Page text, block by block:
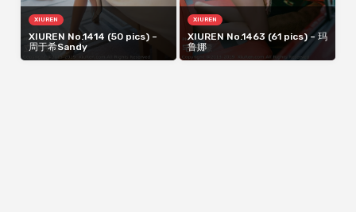
XIUREN
XIUREN No.1414 (50 pics) –
周于希Sandy
XIUREN
XIUREN No.1463 (61 pics) – 玛
鲁娜